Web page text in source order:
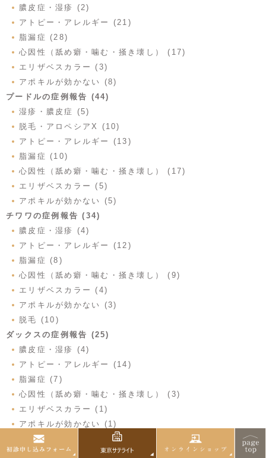
膿皮症・湿疹 (2)
アトピー・アレルギー (21)
脂漏症 (28)
心因性（舐め癖・噛む・掻き壊し） (17)
エリザベスカラー (3)
アポキルが効かない (8)
プードルの症例報告 (44)
湿疹・膿皮症 (5)
脱毛・アロペシアX (10)
アトピー・アレルギー (13)
脂漏症 (10)
心因性（舐め癖・噛む・掻き壊し） (17)
エリザベスカラー (5)
アポキルが効かない (5)
チワワの症例報告 (34)
膿皮症・湿疹 (4)
アトピー・アレルギー (12)
脂漏症 (8)
心因性（舐め癖・噛む・掻き壊し） (9)
エリザベスカラー (4)
アポキルが効かない (3)
脱毛 (10)
ダックスの症例報告 (25)
膿皮症・湿疹 (4)
アトピー・アレルギー (14)
脂漏症 (7)
心因性（舐め癖・噛む・掻き壊し） (3)
エリザベスカラー (1)
アポキルが効かない (1)
脱毛 (6)
パグの症例報告 (17)